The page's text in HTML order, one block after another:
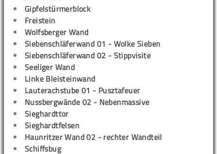
Gipfelstürmerblock
Freistein
Wolfsberger Wand
Siebenschläferwand 01 - Wolke Sieben
Siebenschläferwand 02 - Stippvisite
Seeliger Wand
Linke Bleisteinwand
Lauterachstube 01 - Pusztafeuer
Nussbergwände 02 - Nebenmassive
Sieghardttor
Sieghardtfelsen
Haunritzer Wand 02 - rechter Wandteil
Schiffsbug